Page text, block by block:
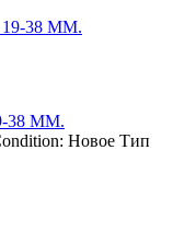
38 MM.
Новое Тип